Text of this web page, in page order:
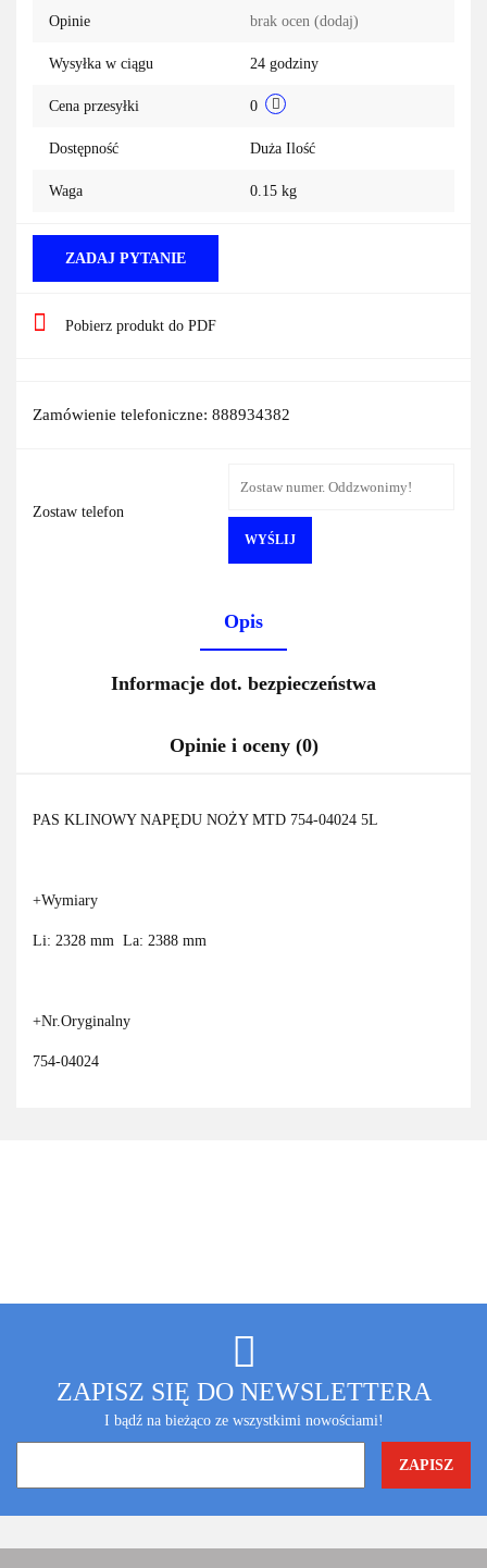
Opinie brak ocen (dodaj)
Wysyłka w ciągu 24 godziny
Cena przesyłki 0
Dostępność Duża Ilość
Waga 0.15 kg
ZADAJ PYTANIE
Pobierz produkt do PDF
Zamówienie telefoniczne: 888934382
Zostaw telefon
WYŚLIJ
Opis
Informacje dot. bezpieczeństwa
Opinie i oceny (0)
PAS KLINOWY NAPĘDU NOŻY MTD 754-04024 5L
+Wymiary
Li: 2328 mm La: 2388 mm
+Nr.Oryginalny
754-04024
ZAPISZ SIĘ DO NEWSLETTERA
I bądź na bieżąco ze wszystkimi nowościami!